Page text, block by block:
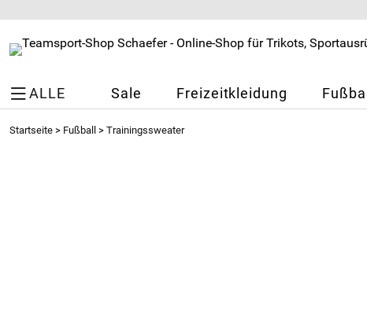
ALLE Sale Freizeitkleidung Fußball
Startseite > Fußball > Trainingssweater